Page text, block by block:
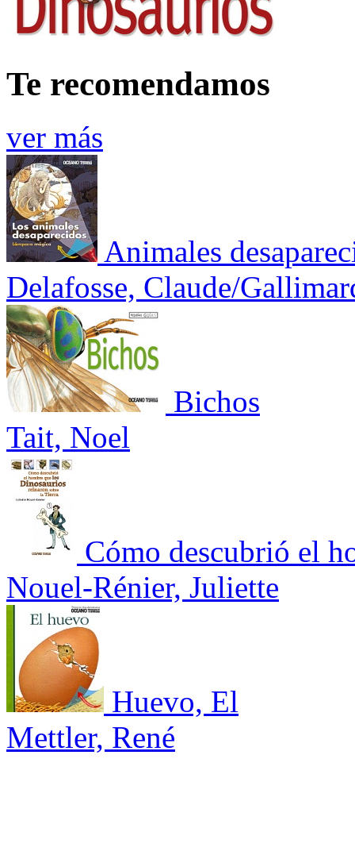
Te recomendamos
ver más
Animales
Delafosse, Claude/
Bichos
Tait, Noel
Cómo descubrió el
Nouel-Rénier, Juliette
Huevo, El
Mettler, René